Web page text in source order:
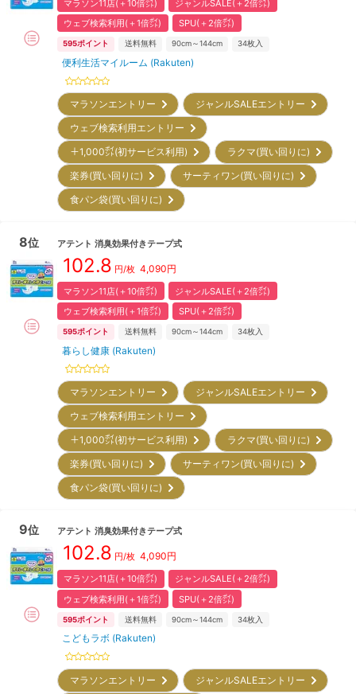
マラソン11店(＋10倍㌽)
ジャンルSALE(＋2倍㌽)
ウェブ検索利用(＋1倍㌽)
SPU(＋2倍㌽)
595ポイント 送料無料 90cm～144cm 34枚入
便利生活マイルーム (Rakuten)
マラソンエントリー
ジャンルSALEエントリー
ウェブ検索利用エントリー
＋1,000㌽(初サービス利用)
ラクマ(買い回りに)
楽券(買い回りに)
サーティワン(買い回りに)
食パン袋(買い回りに)
8位 アテント 消臭効果付きテープ式
102.8 円/枚 4,090円
マラソン11店(＋10倍㌽)
ジャンルSALE(＋2倍㌽)
ウェブ検索利用(＋1倍㌽)
SPU(＋2倍㌽)
595ポイント 送料無料 90cm～144cm 34枚入
暮らし健康 (Rakuten)
マラソンエントリー
ジャンルSALEエントリー
ウェブ検索利用エントリー
＋1,000㌽(初サービス利用)
ラクマ(買い回りに)
楽券(買い回りに)
サーティワン(買い回りに)
食パン袋(買い回りに)
9位 アテント 消臭効果付きテープ式
102.8 円/枚 4,090円
マラソン11店(＋10倍㌽)
ジャンルSALE(＋2倍㌽)
ウェブ検索利用(＋1倍㌽)
SPU(＋2倍㌽)
595ポイント 送料無料 90cm～144cm 34枚入
こどもラボ (Rakuten)
マラソンエントリー
ジャンルSALEエントリー